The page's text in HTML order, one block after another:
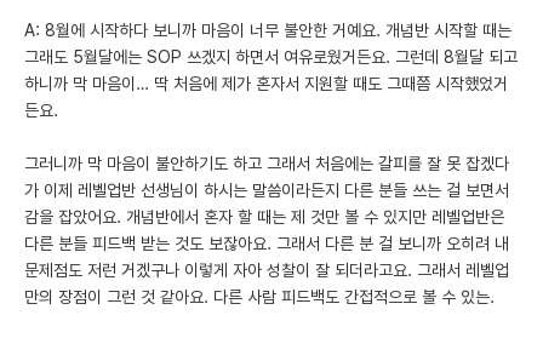
A: 8월에 시작하다 보니까 마음이 너무 불안한 거예요. 개념반 시작할 때는
그래도 5월달에는 SOP 쓰겠지 하면서 여유로웠거든요. 그런데 8월달 되고
하니까 막 마음이… 딱 처음에 제가 혼자서 지원할 때도 그때쯤 시작했었거
든요.
그러니까 막 마음이 불안하기도 하고 그래서 처음에는 갈피를 잘 못 잡겠다
가 이제 레벨업반 선생님이 하시는 말씀이라든지 다른 분들 쓰는 걸 보면서
감을 잡았어요. 개념반에서 혼자 할 때는 제 것만 볼 수 있지만 레벨업반은
다른 분들 피드백 받는 것도 보잖아요. 그래서 다른 분 걸 보니까 오히려 내
문제점도 저런 거겠구나 이렇게 자아 성찰이 잘 되더라고요. 그래서 레벨업
만의 장점이 그런 것 같아요. 다른 사람 피드백도 간접적으로 볼 수 있는.